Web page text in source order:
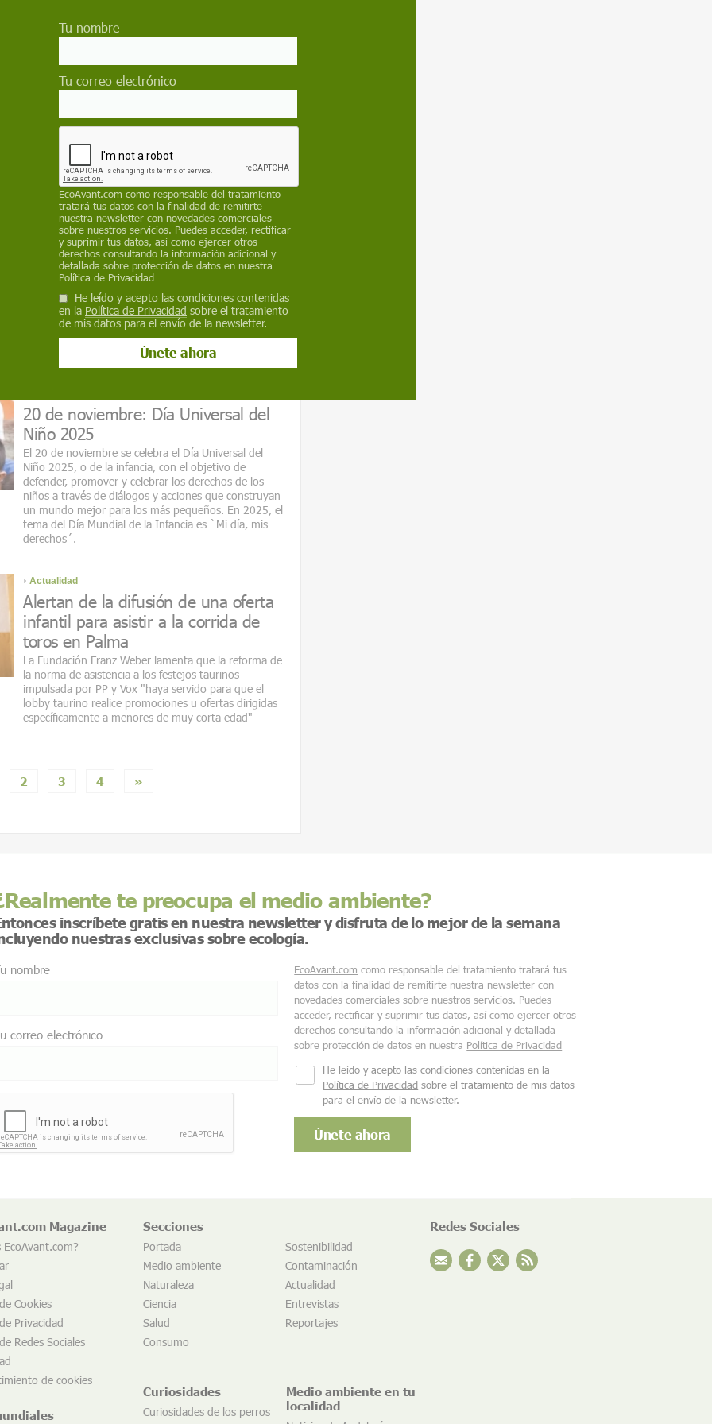
para evitar que menores puedan acceder a
Actualidad
Reglamento Taurino de Ayuso
El Partido Animalista denuncia que la norma pretende
legalizar festejos propios de otros ámbitos geográficos
y la participación de menores en espectáculos
taurinos, vulnerando la legislación estatal
Actualidad
La tramitación de la ley vasca de
festejos taurinos con reses pequeñas
y participación de menores
El Parlamento Vasco aprueba tramitar una proposición
para regular los festejos taurinos tradicionales con
menores, como recortes, encierros y 'sokamuturra',
sin afectar las corridas de toros
20 de noviembre: Día Universal del
Niño 2025
El 20 de noviembre se celebra el Día Universal del
Niño 2025, o de la infancia, con el objetivo de
defender, promover y celebrar los derechos de los
niños a través de diálogos y acciones que construyan
un mundo mejor para los más pequeños. En 2025, el
tema del Día Mundial de la Infancia es `Mi día, mis
derechos´.
Actualidad
Alertan de la difusión de una oferta
infantil para asistir a la corrida de
toros en Palma
La Fundación Franz Weber lamenta que la reforma de
la norma de asistencia a los festejos taurinos
impulsada por PP y Vox "haya servido para que el
lobby taurino realice promociones u ofertas dirigidas
específicamente a menores de muy corta edad"
2 3 4 »
Tu nombre
Tu correo electrónico
EcoAvant.com como responsable del tratamiento
tratará tus datos con la finalidad de remitirte
nuestra newsletter con novedades comerciales
sobre nuestros servicios. Puedes acceder, rectificar
y suprimir tus datos, así como ejercer otros
derechos consultando la información adicional y
detallada sobre protección de datos en nuestra
Política de Privacidad
He leído y acepto las condiciones contenidas
en la Política de Privacidad sobre el tratamiento
de mis datos para el envío de la newsletter.
te preocupa el medio ambiente?
inscríbete gratis en nuestra newsletter y disfruta de lo mejor de la semana
nuestras exclusivas sobre ecología.
nombre
correo electrónico
EcoAvant.com como responsable del tratamiento tratará tus
datos con la finalidad de remitirte nuestra newsletter con
novedades comerciales sobre nuestros servicios. Puedes
acceder, rectificar y suprimir tus datos, así como ejercer otros
derechos consultando la información adicional y detallada
sobre protección de datos en nuestra Política de Privacidad
He leído y acepto las condiciones contenidas en la
Política de Privacidad sobre el tratamiento de mis datos
para el envío de la newsletter.
Magazine
EcoAvant.com?
Cookies
Privacidad
Redes Sociales
de cookies
Secciones
Portada
Sostenibilidad
Medio ambiente
Contaminación
Naturaleza
Actualidad
Ciencia
Entrevistas
Salud
Reportajes
Consumo
Curiosidades
Curiosidades de los perros
Medio ambiente en tu
localidad
Redes Sociales